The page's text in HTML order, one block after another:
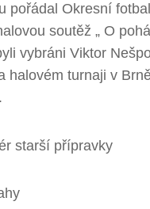
pořádal Okresní
soutěž „ O
vybráni Viktor
halovém turnaji v
starší přípravky